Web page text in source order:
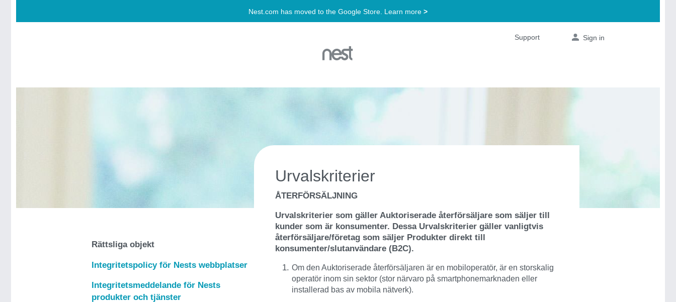
Rättsliga objekt
Integritetspolicy för Nests webbplatser
Integritetsmeddelande för Nests
produkter och tjänster
Urvalskriterier
ÅTERFÖRSÄLJNING
Urvalskriterier som gäller Auktoriserade återförsäljare som säljer till
kunder som är konsumenter. Dessa Urvalskriterier gäller vanligtvis
återförsäljare/företag som säljer Produkter direkt till
konsumenter/slutanvändare (B2C).
Om den Auktoriserade återförsäljaren är en mobiloperatör, är en storskalig
operatör inom sin sektor (stor närvaro på smartphonemarknaden eller
installerad bas av mobila nätverk).